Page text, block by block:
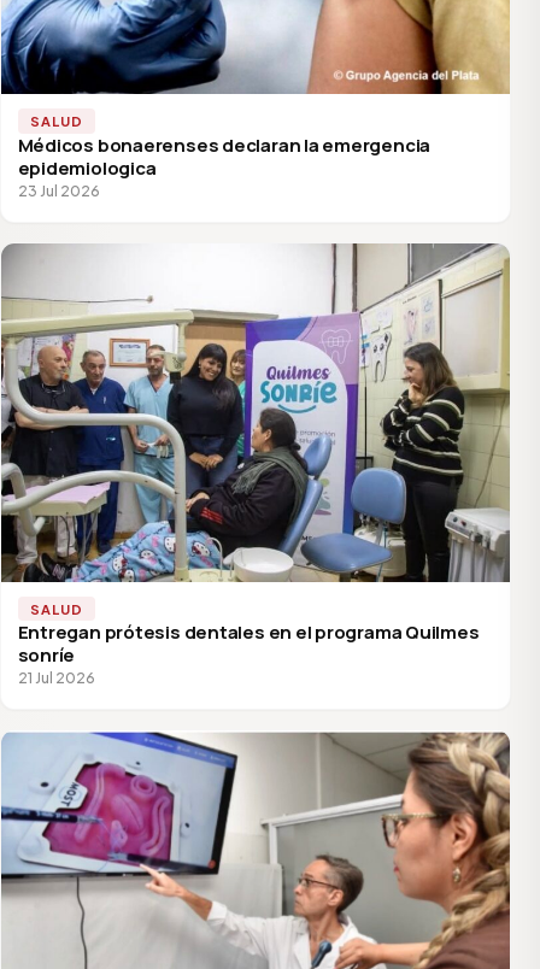
SALUD
Médicos bonaerenses declaran la emergencia
epidemiologica
23 Jul 2026
SALUD
Entregan prótesis dentales en el programa Quilmes
sonríe
21 Jul 2026